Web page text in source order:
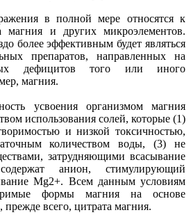
в полной мере относятся к
магния и других микроэлементов.
более эффективным будет являться
препаратов, направленных на
дефицитов того или иного
магния.
усвоения организмом магния
использования солей, которые (1)
и низкой токсичностью,
количеством воды, (3) не
затрудняющими всасывание
анион, стимулирующий
Mg2+. Всем данным условиям
формы магния на основе
прежде всего, цитрата магния.